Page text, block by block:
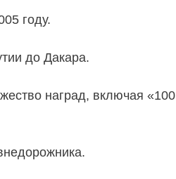
году.
до Дакара.
наград, включая «100